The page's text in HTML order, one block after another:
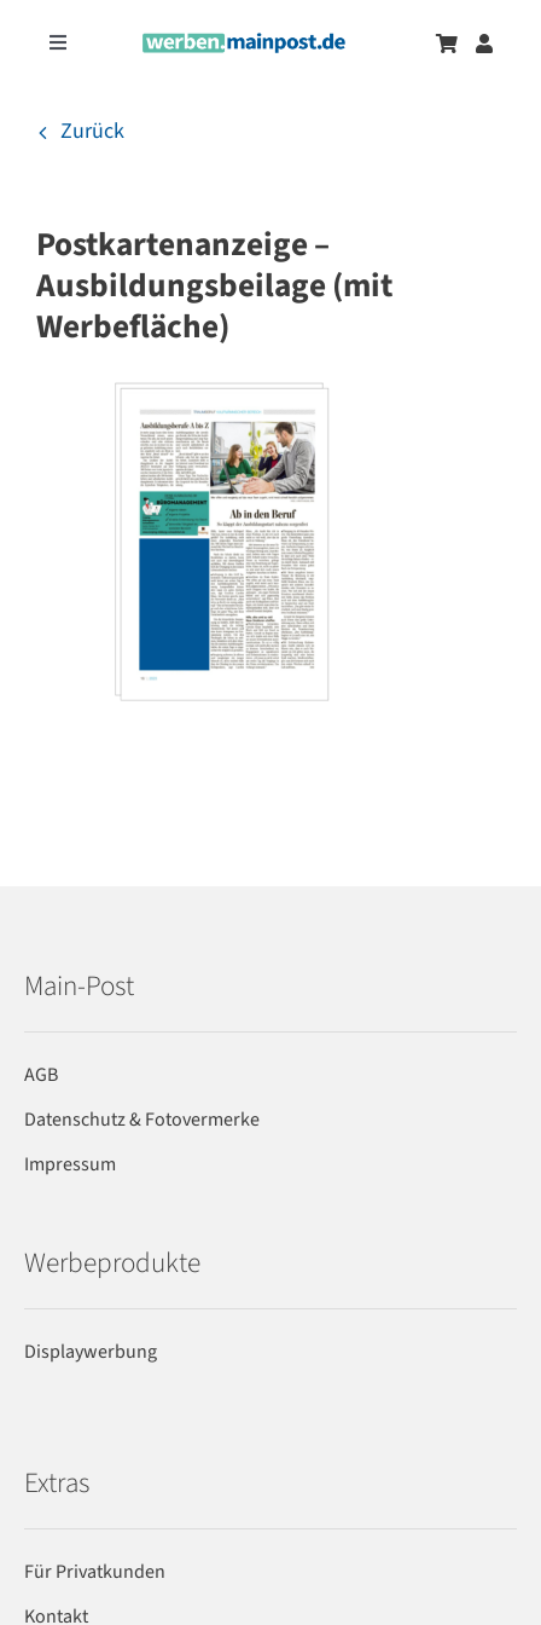
InhaltToggle
Onlinewerbung
Zurück
Postkartenanzeige –
Ausbildungsbeilage (mit
Werbefläche)
Main-Post
AGB
Datenschutz & Fotovermerke
Impressum
Werbeprodukte
Displaywerbung
Extras
Für Privatkunden
Kontakt